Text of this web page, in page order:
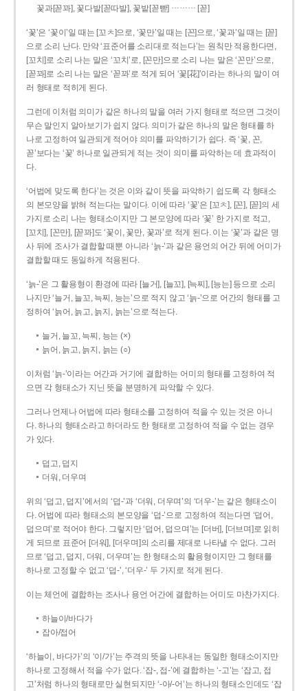
꽃과[꼳꽈], 꽃다발[꼳따발], 꽃밭[꼳빧] ……… [꼳]
‘꽃’은 ‘꽃이’일 때는 [꼬ㅊ]으로, ‘꽃만’일 때는 [꼰]으로, ‘꽃과’일 때는 [꼳]
으로 소리 난다. 만약 ‘표준어를 소리대로 적는다’는 원칙만 적용한다면,
[꼬치]로 소리 나는 말은 ‘꼬치’로, [꼰만]으로 소리 나는 말은 ‘꼰만’으로,
[꼳꽈]로 소리 나는 말은 ‘꼳꽈’로 적게 되어 ‘꽃[花]’이라는 하나의 말이 여
러 형태로 적히게 된다.
그런데 이처럼 의미가 같은 하나의 말을 여러 가지 형태로 적으면 그것이
무슨 말인지 알아보기가 쉽지 않다. 의미가 같은 하나의 말은 형태를 하
나로 고정하여 일관되게 적어야 의미를 파악하기가 쉽다. 즉 ‘꽃, 꼰,
꼳’보다는 ‘꽃’ 하나로 일관되게 적는 것이 의미를 파악하는 데 효과적이
다.
‘어법에 맞도록 한다’는 것은 이와 같이 뜻을 파악하기 쉽도록 각 형태소
의 본모양을 밝혀 적는다는 말이다. 이에 따라 ‘꽃’은 [꼬ㅊ], [꼰], [꼳]의 세
가지로 소리 나는 형태소이지만 그 본모양에 따라 ‘꽃’ 한 가지로 적고,
[꼬치], [꼰만], [꼳꽈]도 ‘꽃이, 꽃만, 꽃과’로 적게 된다. 이는 ‘꽃’과 같은 명
사 뒤에 조사가 결합할 때뿐 아니라 ‘늙-’과 같은 용언의 어간 뒤에 어미가
결합할 때도 동일하게 적용된다.
‘늙-’은 그 활용형이 환경에 따라 [늘거], [늘꼬], [늑찌], [능는] 등으로 소리
나지만 ‘늘거, 늘꼬, 늑찌, 능는’으로 적지 않고 ‘늙-’으로 어간의 형태를 고
정하여 ‘늙어, 늙고, 늙지, 늙는’으로 적는다.
늘거, 늘꼬, 늑찌, 능는 (×)
늙어, 늙고, 늙지, 늙는 (○)
이처럼 ‘늙-­’이라는 어간과 거기에 결합하는 어미의 형태를 고정하여 적
으면 각 형태소가 지닌 뜻을 분명하게 파악할 수 있다.
그러나 언제나 어법에 따라 형태소를 고정하여 적을 수 있는 것은 아니
다. 하나의 형태소라고 하더라도 한 형태로 고정하여 적을 수 없는 경우
가 있다.
덥고, 덥지
더워, 더우며
위의 ‘덥고, 덥지’에서의 ‘덥-­’과 ‘더워, 더우며’의 ‘더우-­’는 같은 형태소이
다. 어법에 따라 형태소의 본모양을 ‘덥-­’으로 고정하여 적는다면 ‘덥어,
덥으며’로 적어야 한다. 그렇지만 ‘덥어, 덥으며’는 [더버], [더브며]로 읽히
게 되므로 표준어 [더워], [더우며]의 소리를 제대로 나타낼 수 없다. 그러
므로 ‘덥고, 덥지, 더워, 더우며’는 한 형태소의 활용형이지만 그 형태를
하나로 고정할 수 없고 ‘덥-’, ‘더우-’ 두 가지로 적게 된다.
이는 체언에 결합하는 조사나 용언 어간에 결합하는 어미도 마찬가지다.
하늘이/바다가
잡아/접어
‘하늘이, 바다가’의 ‘이/가’는 주격의 뜻을 나타내는 동일한 형태소이지만
하나로 고정해서 적을 수가 없다. ‘잡-, 접-’에 결합하는 ‘-고’는 ‘잡고, 접
고’처럼 하나의 형태로만 실현되지만 ‘-아/-어’는 하나의 형태소인데도 ‘잡